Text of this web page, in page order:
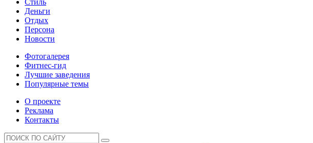
Стиль
Деньги
Отдых
Персона
Новости
Фотогалерея
Фитнес-гид
Лучшие заведения
Популярные темы
О проекте
Реклама
Контакты